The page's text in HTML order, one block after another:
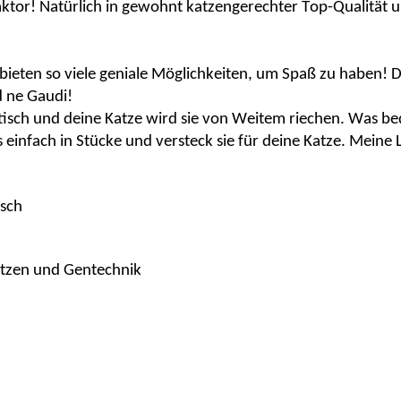
Natürlich in gewohnt katzengerechter Top-Qualität
so viele geniale Möglichkeiten, um Spaß zu haben!
ne Gaudi!
und deine Katze wird sie von Weitem riechen. Was
einfach in Stücke und versteck sie für deine Katze. Meine
und Gentechnik